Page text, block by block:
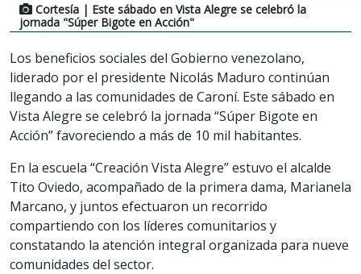
Cortesía | Este sábado en Vista Alegre se celebró la
jornada "Súper Bigote en Acción"
Los beneficios sociales del Gobierno venezolano,
liderado por el presidente Nicolás Maduro continúan
llegando a las comunidades de Caroní. Este sábado en
Vista Alegre se celebró la jornada “Súper Bigote en
Acción” favoreciendo a más de 10 mil habitantes.
En la escuela “Creación Vista Alegre” estuvo el alcalde
Tito Oviedo, acompañado de la primera dama, Marianela
Marcano, y juntos efectuaron un recorrido
compartiendo con los líderes comunitarios y
constatando la atención integral organizada para nueve
comunidades del sector.